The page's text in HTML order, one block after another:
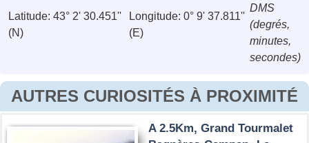
Latitude: 43° 2' 30.451''
(N)
Longitude: 0° 9' 37.811''
(E)
DMS
(degrés,
minutes,
secondes)
AUTRES CURIOSITÉS À PROXIMITÉ
A 2.5Km, Grand Tourmalet